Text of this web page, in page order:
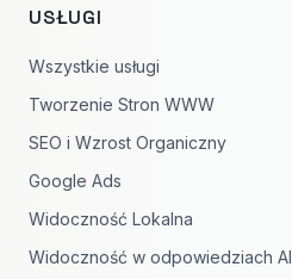
USŁUGI
Wszystkie usługi
Tworzenie Stron WWW
SEO i Wzrost Organiczny
Google Ads
Widoczność Lokalna
Widoczność w odpowiedziach AI